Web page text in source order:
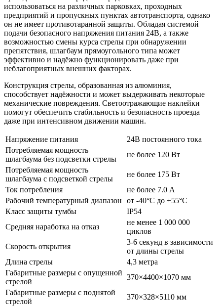
использоваться на различных парковках, проходных
предприятий и пропускных пунктах автотранспорта, однако
он не имеет противотаранной защиты. Обладая системой
подачи безопасного напряжения питания 24В, а также
возможностью смены курса стрелы при обнаружении
препятствия, шлагбаум прямоугольного типа может
эффективно и надёжно функционировать даже при
неблагоприятных внешних факторах.
Конструкция стрелы, образованная из алюминия,
способствует надёжности и может выдерживать некоторые
механические повреждения. Светоотражающие наклейки
помогут обеспечить стабильность и безопасность проезда
даже при интенсивном движении машин.
Напряжение питания
24В постоянного тока
Потребляемая мощность
шлагбаума без подсветки стрелы
не более 120 Вт
Потребляемая мощность
шлагбаума с подсветкой стрелы
не более 175 Вт
Ток потребления
не более 7.0 А
Рабочий температурный диапазон
от -40°C до +55°C
Класс защиты тумбы
IP54
Средняя наработка на отказ
не менее 1 000 000
циклов
Скорость открытия
3-6 секунд в зависимости
от длины стрелы
Длина стрелы
4,3 метра
Габаритные размеры с опущенной
стрелой
370×4400×1070 мм
Габаритные размеры с поднятой
стрелой
370×328×5110 мм